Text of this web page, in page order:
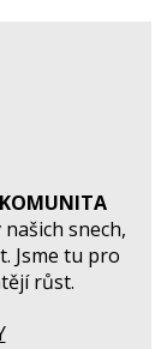
KOMUNITA
snech,
Jsme tu pro
růst.